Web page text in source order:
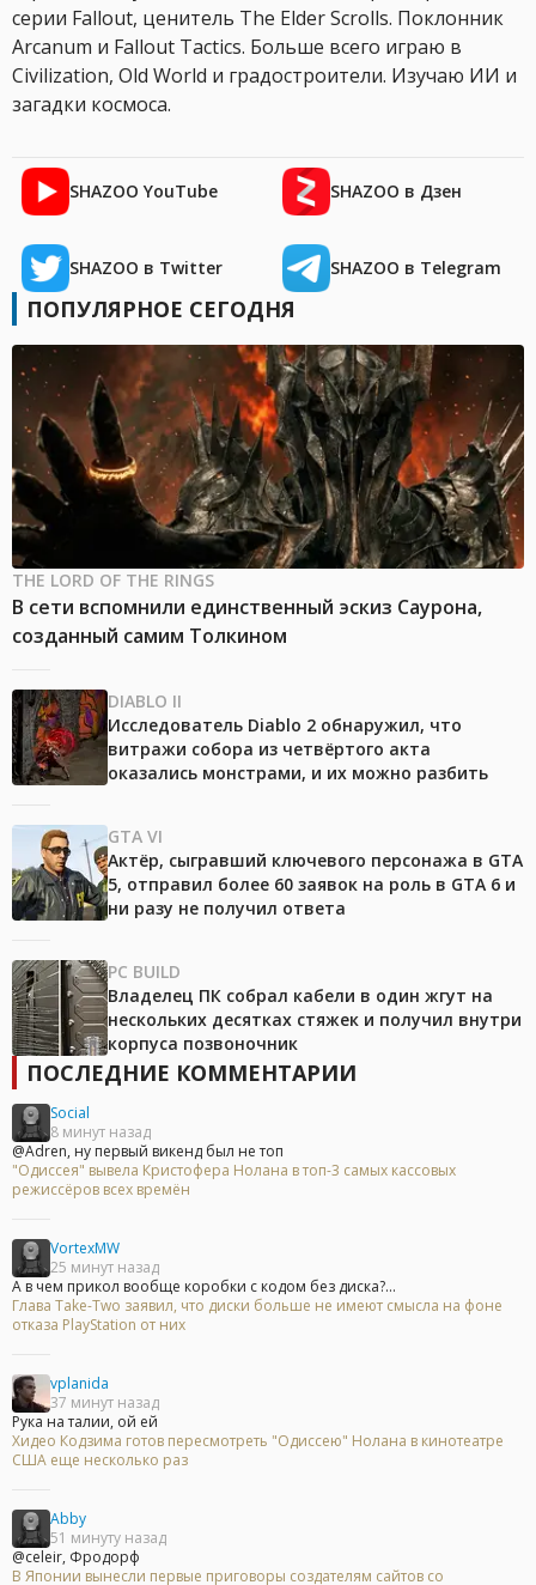
серии Fallout, ценитель The Elder Scrolls. Поклонник
Arcanum и Fallout Tactics. Больше всего играю в
Civilization, Old World и градостроители. Изучаю ИИ и
загадки космоса.
SHAZOO YouTube SHAZOO в Дзен
SHAZOO в Twitter SHAZOO в Telegram
ПОПУЛЯРНОЕ СЕГОДНЯ
THE LORD OF THE RINGS
В сети вспомнили единственный эскиз Саурона,
созданный самим Толкином
DIABLO II
Исследователь Diablo 2 обнаружил, что
витражи собора из четвёртого акта
оказались монстрами, и их можно разбить
GTA VI
Актёр, сыгравший ключевого персонажа в GTA
5, отправил более 60 заявок на роль в GTA 6 и
ни разу не получил ответа
PC BUILD
Владелец ПК собрал кабели в один жгут на
нескольких десятках стяжек и получил внутри
корпуса позвоночник
ПОСЛЕДНИЕ КОММЕНТАРИИ
Social
8 минут назад
@Adren, ну первый викенд был не топ
"Одиссея" вывела Кристофера Нолана в топ-3 самых кассовых
режиссёров всех времён
VortexMW
25 минут назад
А в чем прикол вообще коробки с кодом без диска?...
Глава Take-Two заявил, что диски больше не имеют смысла на фоне
отказа PlayStation от них
vplanida
37 минут назад
Рука на талии, ой ей
Хидео Кодзима готов пересмотреть "Одиссею" Нолана в кинотеатре
США еще несколько раз
Abby
51 минуту назад
@celeir, Фродорф
В Японии вынесли первые приговоры создателям сайтов со